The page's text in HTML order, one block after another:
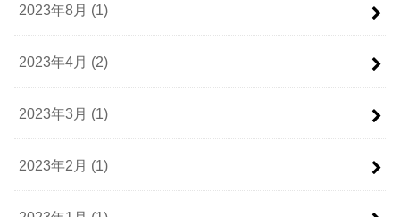
2023年8月 (1)
2023年4月 (2)
2023年3月 (1)
2023年2月 (1)